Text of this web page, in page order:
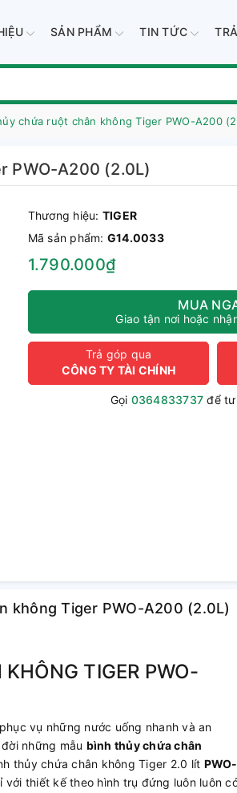
SẢN PHẨM TIN TỨC
chứa ruột chân không Tiger PWO-A200
PWO-A200 (2.0L)
Thương hiệu: TIGER
Mã sản phẩm: G14.0033
1.790.000₫
MUA
Giao tận nơi hoặc
Trả góp qua
CÔNG TY TÀI CHÍNH
Gọi 0364833737 để tư
không Tiger PWO-A200 (2.0L)
TIGER PWO-
vụ những nước uống nhanh và an
những mẫu bình thủy chứa chân
thủy chứa chân không Tiger 2.0 lít PWO-
thiết kế theo hình trụ đứng luôn luôn